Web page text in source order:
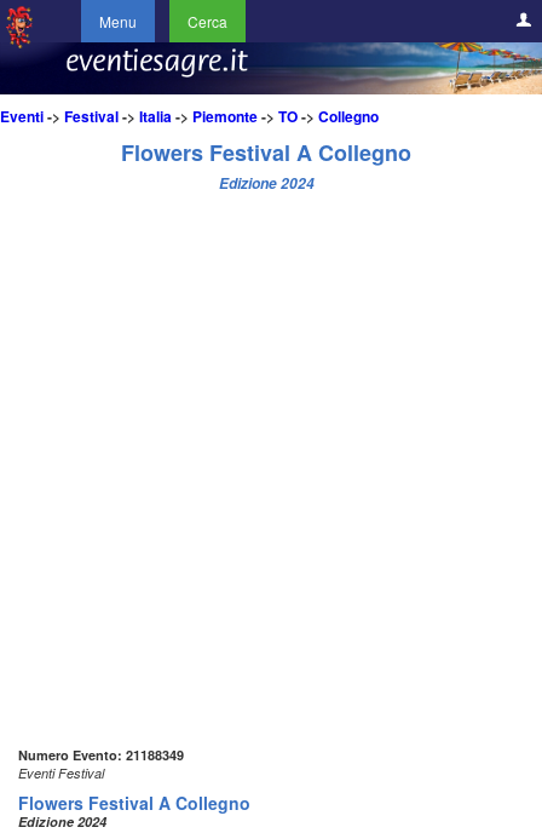
Menu Cerca
Eventi-> Festival-> Italia-> Piemonte-> TO-> Collegno
Flowers Festival A Collegno
Edizione 2024
Numero Evento: 21188349
Eventi Festival
Flowers Festival A Collegno
Edizione 2024